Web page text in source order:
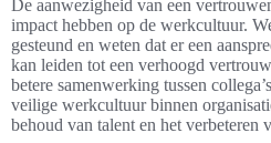
De aanwezigheid van een
impact hebben op de werkcultuur.
gesteund en weten dat er een
kan leiden tot een verhoogd
betere samenwerking tussen
veilige werkcultuur binnen
behoud van talent en het verbeteren